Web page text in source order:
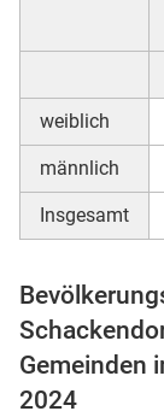
weiblich
männlich
Insgesamt
Gemeinden
2024